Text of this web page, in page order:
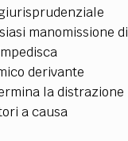
manomissione di
derivante
la distrazione
a causa